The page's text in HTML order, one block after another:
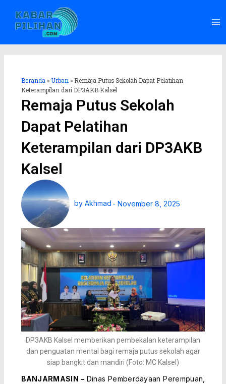
konten
Beranda » Urban » Remaja Putus Sekolah Dapat Pelatihan
Keterampilan dari DP3AKB Kalsel
Remaja Putus Sekolah
Dapat Pelatihan
Keterampilan dari DP3AKB
Kalsel
byAkhmad - November 8, 2025
DP3AKB Kalsel memberikan pembekalan keterampilan
dan penguatan mental bagi remaja putus sekolah agar
siap bangkit dan mandiri (Foto: MC Kalsel)
BANJARMASIN –Dinas Pemberdayaan Perempuan,